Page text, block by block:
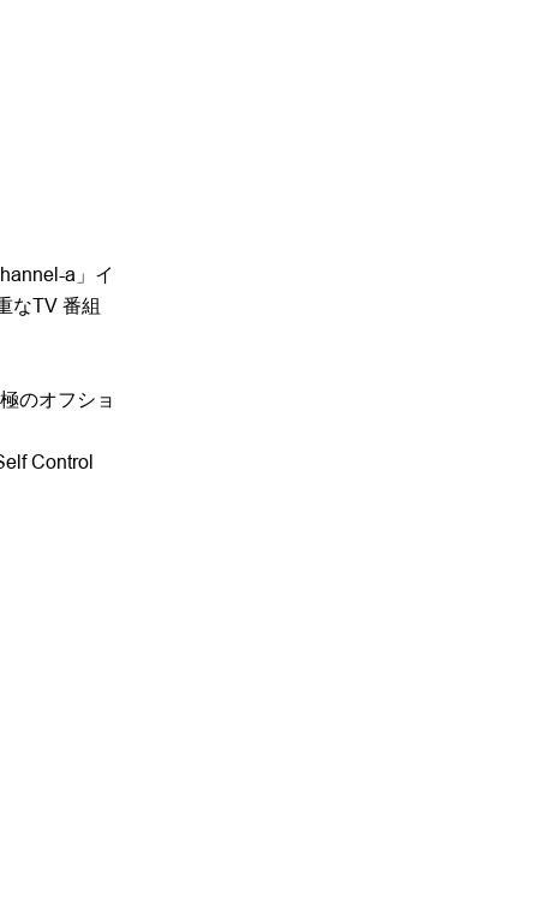
a」イ
なTV 番組
のオフショ
Control